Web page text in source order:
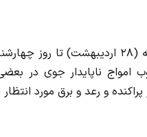
امواج ناپایدار جوی در
پراکنده و رعد و برق مورد